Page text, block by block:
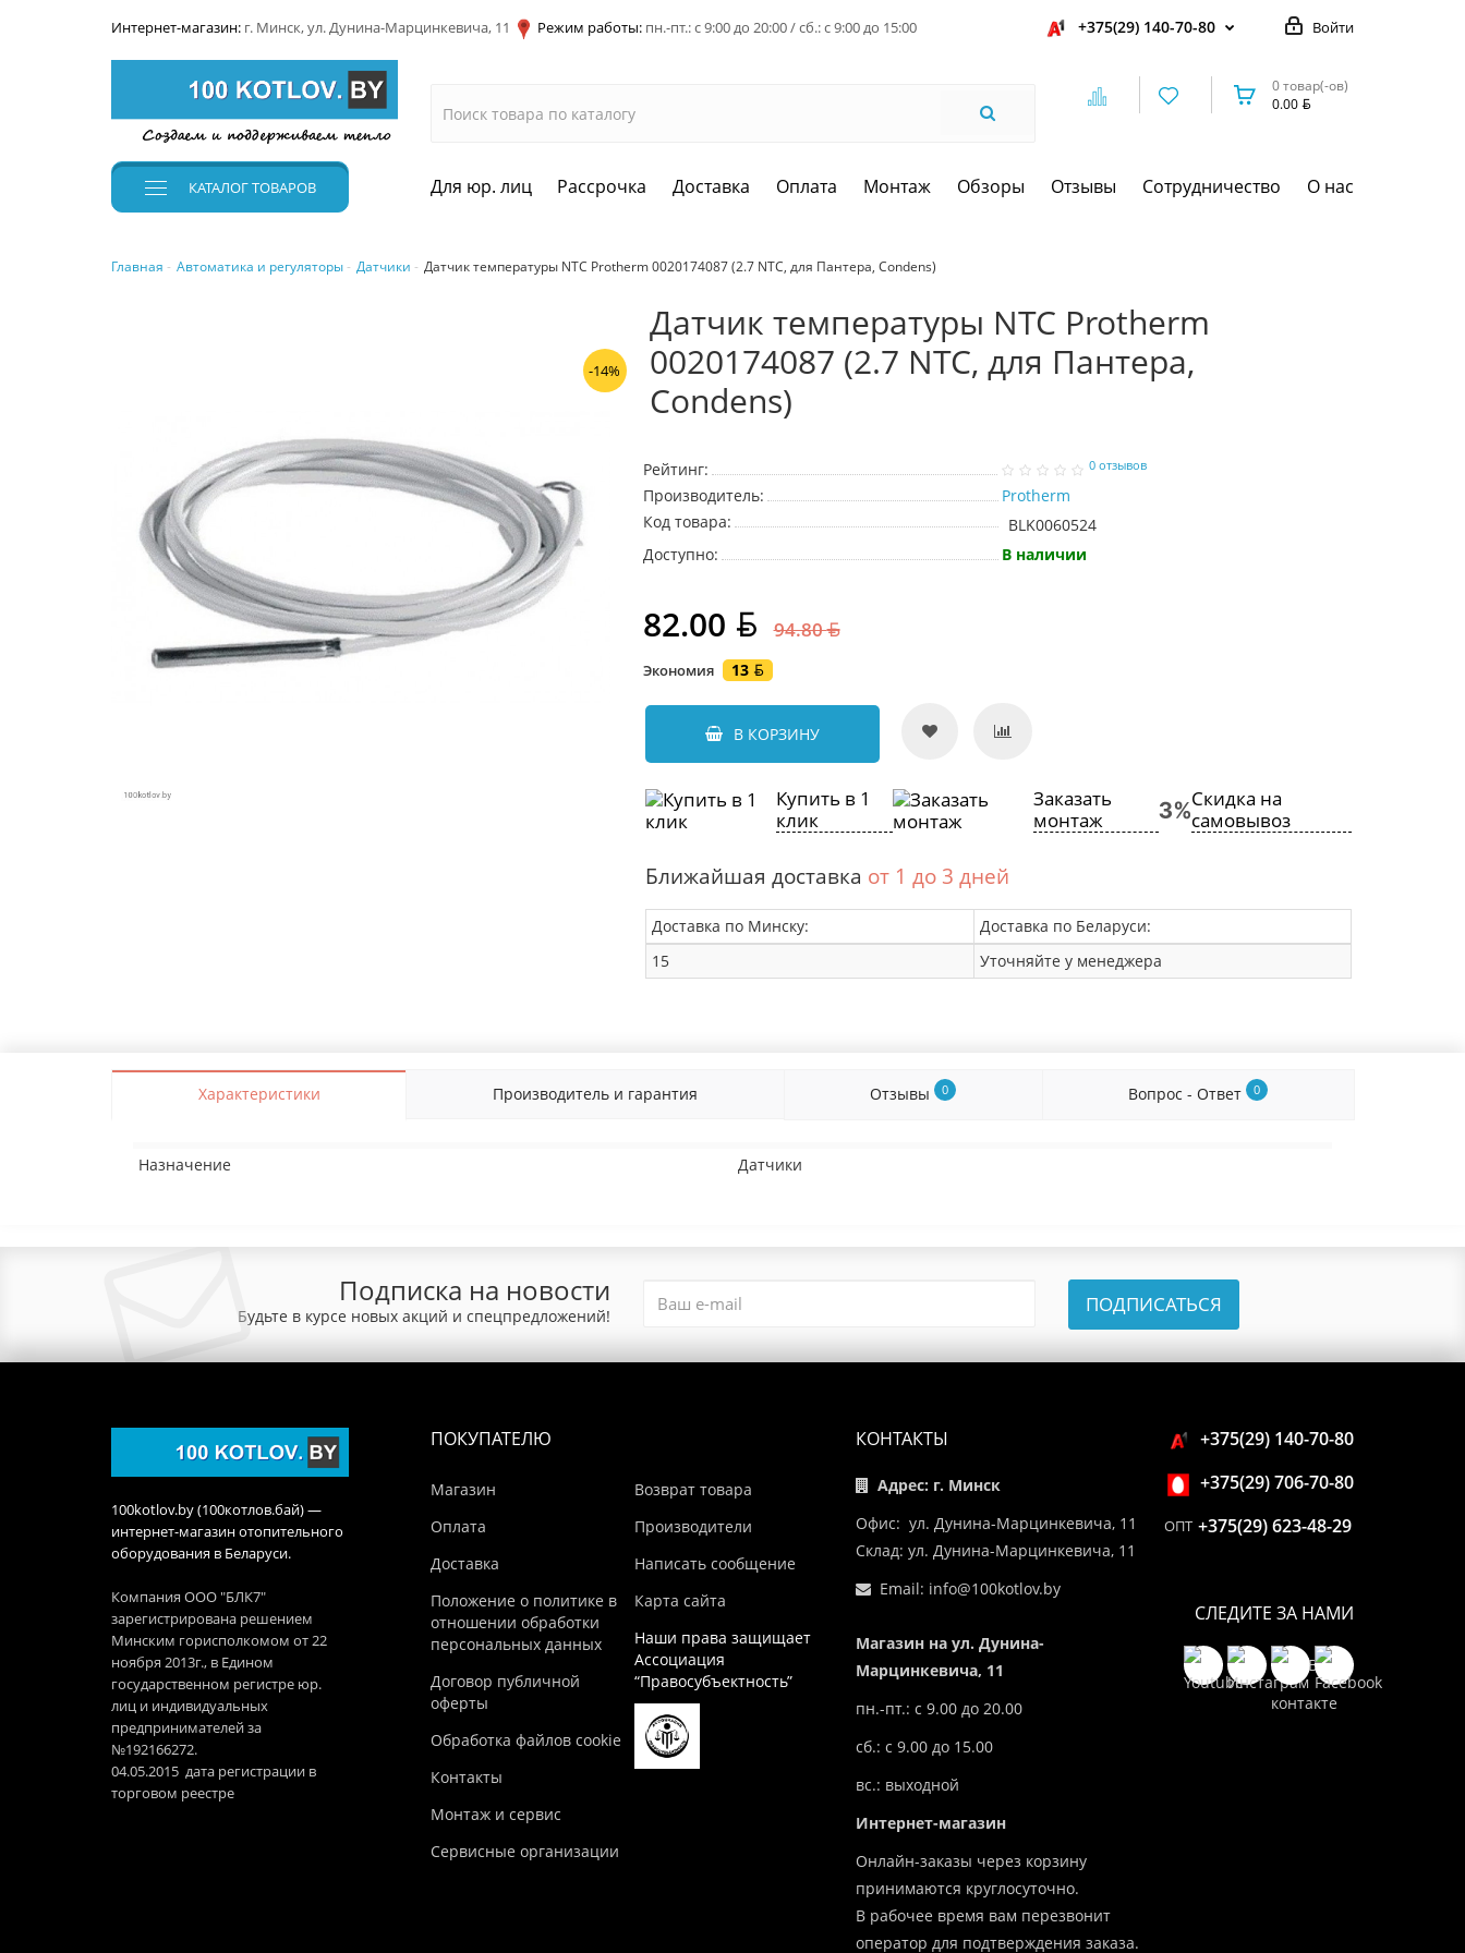
Интернет-магазин: г. Минск, ул. Дунина-Марцинкевича, 11 Режим работы: пн.-пт.: с 9:00 до 20:00 / сб.: с 9:00 до 15:00 Войти
+375(29) 140-70-80
0 товар(-ов)
0.00
КАТАЛОГТОВАРОВ Для юр. лиц Рассрочка Доставка Оплата Монтаж Обзоры Отзывы Сотрудничество О нас
Главная Автоматика и регуляторы Датчики Датчик температуры NTC Protherm 0020174087 (2.7 NTC, для Пантера, Condens)
-14%
Датчик температуры NTC Protherm
0020174087 (2.7 NTC, для Пантера,
Condens)
Рейтинг: 0 отзывов
Производитель:
Protherm
Код товара:
BLK0060524
Доступно:
В наличии
82.00 94.80
Экономия 13
В КОРЗИНУ
Купить в 1
клик
Заказать
монтаж
Скидка на
самовывоз
Ближайшая доставка от 1 до 3 дней
Доставка по Минску:
Доставка по Беларуси:
15
Уточняйте у менеджера
Характеристики Производитель и гарантия Отзывы 0 Вопрос - Ответ 0
Назначение Датчики
Подписка на новости
Будьте в курсе новых акций и спецпредложений! ПОДПИСАТЬСЯ
100kotlov.by (100котлов.бай) —
интернет-магазин отопительного
оборудования в Беларуси.
Компания ООО "БЛК7"
зарегистрирована решением
Минским горисполкомом от 22
ноября 2013г., в Едином
государственном регистре юр.
лиц и индивидуальных
предпринимателей за
№192166272.
04.05.2015 дата регистрации в
торговом реестре
ПОКУПАТЕЛЮ
Магазин
Оплата
Доставка
Положение о политике в
отношении обработки
персональных данных
Договор публичной
оферты
Обработка файлов cookie
Контакты
Монтаж и сервис
Сервисные организации
Возврат товара
Производители
Написать сообщение
Карта сайта
Наши права защищает
Ассоциация
“Правосубъектность”
КОНТАКТЫ
Адрес: г. Минск
Офис: ул. Дунина-Марцинкевича, 11
Склад: ул. Дунина-Марцинкевича, 11
Email: info@100kotlov.by
Магазин на ул. Дунина-
Марцинкевича, 11
пн.-пт.: с 9.00 до 20.00
сб.: с 9.00 до 15.00
вс.: выходной
Интернет-магазин
Онлайн-заказы через корзину
принимаются круглосуточно.
В рабочее время вам перезвонит
оператор для подтверждения заказа.
+375(29) 140-70-80
+375(29) 706-70-80
ОПТ +375(29) 623-48-29
СЛЕДИТЕ ЗА НАМИ